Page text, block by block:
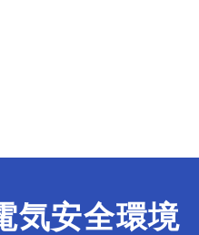
気安全環境